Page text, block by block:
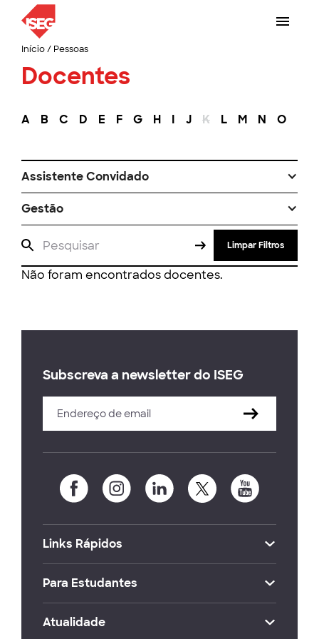
Início/ Pessoas
Docentes
A B C D E F G H I J K L M N O
Assistente Convidado
Gestão
Limpar Filtros
Não foram encontrados docentes.
Subscreva a newsletter do ISEG
Links Rápidos
Para Estudantes
Atualidade